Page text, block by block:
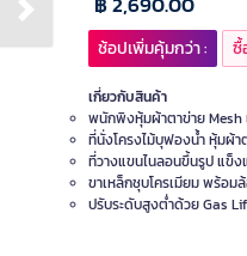
Next slide
ช้อปเพิ่มคุ้มกว่า : ซื้
เกี่ยวกับสินค้า
พนักพิงหุ้มผ้าตาข่าย Mesh
ที่นั่งโครงไม้บุฟองน้ำ หุ้มผ้า
ที่วางแขนไนลอนขึ้นรูป แข็ง
ขาเหล็กชุบโครเมียม พร้อม
ปรับระดับสูงต่ำด้วย Gas